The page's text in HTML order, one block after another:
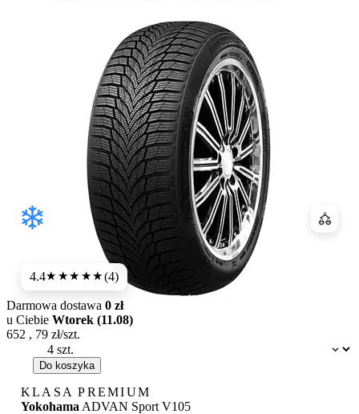
4.4★★★★★(4)
Dostępność:
Darmowa dostawa 0 zł
u Ciebie Wtorek (11.08)
652 , 79 zł/szt.
Do koszyka
KLASA PREMIUM
Yokohama ADVAN Sport V105